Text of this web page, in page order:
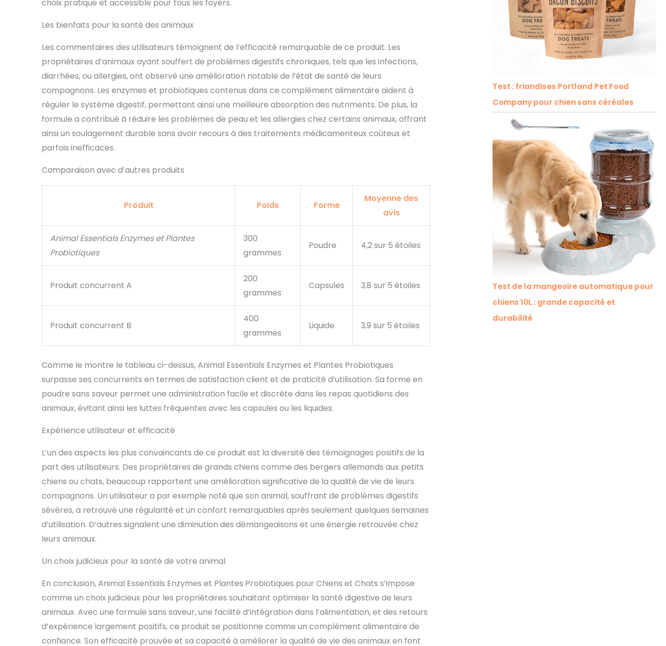
choix pratique et accessible pour tous les foyers.
Les bienfaits pour la santé des animaux
Les commentaires des utilisateurs témoignent de l’efficacité remarquable de ce produit. Les
propriétaires d’animaux ayant souffert de problèmes digestifs chroniques, tels que les infections,
diarrhées, ou allergies, ont observé une amélioration notable de l’état de santé de leurs
compagnons. Les enzymes et probiotiques contenus dans ce complément alimentaire aident à
réguler le système digestif, permettant ainsi une meilleure absorption des nutriments. De plus, la
formule a contribué à réduire les problèmes de peau et les allergies chez certains animaux, offrant
ainsi un soulagement durable sans avoir recours à des traitements médicamenteux coûteux et
parfois inefficaces.
Comparaison avec d’autres produits
Produit Poids Forme
Moyenne des
avis
Animal Essentials Enzymes et Plantes
Probiotiques
300
grammes
Poudre 4,2 sur 5 étoiles
Produit concurrent A
200
grammes
Capsules 3,8 sur 5 étoiles
Produit concurrent B
400
grammes
Liquide 3,9 sur 5 étoiles
Comme le montre le tableau ci-dessus, Animal Essentials Enzymes et Plantes Probiotiques
surpasse ses concurrents en termes de satisfaction client et de praticité d’utilisation. Sa forme en
poudre sans saveur permet une administration facile et discrète dans les repas quotidiens des
animaux, évitant ainsi les luttes fréquentes avec les capsules ou les liquides.
Expérience utilisateur et efficacité
L’un des aspects les plus convaincants de ce produit est la diversité des témoignages positifs de la
part des utilisateurs. Des propriétaires de grands chiens comme des bergers allemands aux petits
chiens ou chats, beaucoup rapportent une amélioration significative de la qualité de vie de leurs
compagnons. Un utilisateur a par exemple noté que son animal, souffrant de problèmes digestifs
sévères, a retrouvé une régularité et un confort remarquables après seulement quelques semaines
d’utilisation. D’autres signalent une diminution des démangeaisons et une énergie retrouvée chez
leurs animaux.
Un choix judicieux pour la santé de votre animal
En conclusion, Animal Essentials Enzymes et Plantes Probiotiques pour Chiens et Chats s’impose
comme un choix judicieux pour les propriétaires souhaitant optimiser la santé digestive de leurs
animaux. Avec une formule sans saveur, une facilité d’intégration dans l’alimentation, et des retours
d’expérience largement positifs, ce produit se positionne comme un complément alimentaire de
confiance. Son efficacité prouvée et sa capacité à améliorer la qualité de vie des animaux en font
Test : friandises Portland Pet Food
Company pour chien sans céréales
Test de la mangeoire automatique pour
chiens 10L : grande capacité et
durabilité